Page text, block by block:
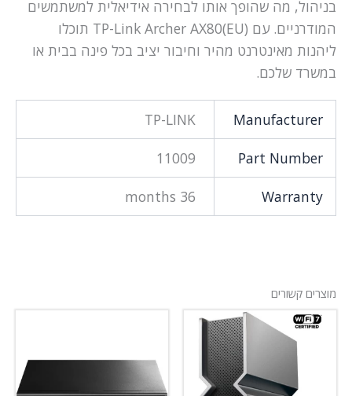
בניהול, מה שהופך אותו לבחירה אידיאלית למשתמשים
המודרניים. עם TP-Link Archer AX80(EU) תוכלו
ליהנות מאינטרנט מהיר וחיבור יציב בכל פינה בבית או
במשרד שלכם.
Manufacturer
TP-LINK
Part Number
11009
Warranty
36 months
מוצרים קשורים